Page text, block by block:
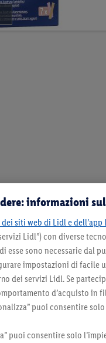
informazioni
siti web di Lidl e dell’app
Lidl”) con diverse
esse sono necessarie dal
impostazioni di facile
dei servizi Lidl. Se
d’acquisto in
puoi consentire
puoi consentire solo